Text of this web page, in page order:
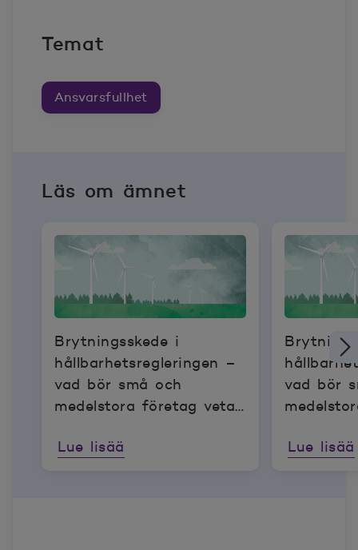
Temat
Ansvarsfullhet
Läs om ämnet
Brytningsskede i
hållbarhetsregleringen –
vad bör små och
medelstora företag veta
Omnibus?
Lue lisää
vad bör
Omnibus?
Lue lisää